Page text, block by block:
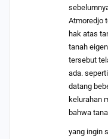
Atmoredjo
hak atas
tanah
tersebut
ada.
datang
kelurahan
bahwa
yang ingin